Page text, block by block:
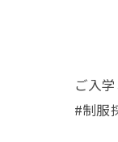
ご入
#制服